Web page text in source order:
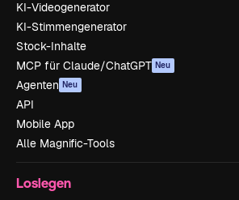
KI-Videogenerator
KI-Stimmengenerator
Stock-Inhalte
MCP für Claude/ChatGPT Neu
Agenten Neu
API
Mobile App
Alle Magnific-Tools
Loslegen